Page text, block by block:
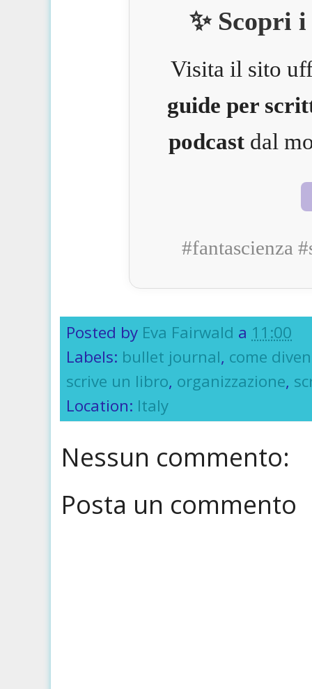
✨ Scopri
Visita il sito
guide per
podcast dal
#fantascienza
Posted by Eva Fairwald a 11:00
Labels: bullet journal, come
scrive un libro, organizzazione,
Location: Italy
Nessun commento:
Posta un commento